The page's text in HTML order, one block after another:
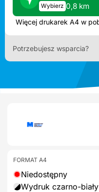
Wybierz 0,8 km
Potrzebujesz wsparcia?
FORMAT A4
Niedostępny
Wydruk czarno-biały